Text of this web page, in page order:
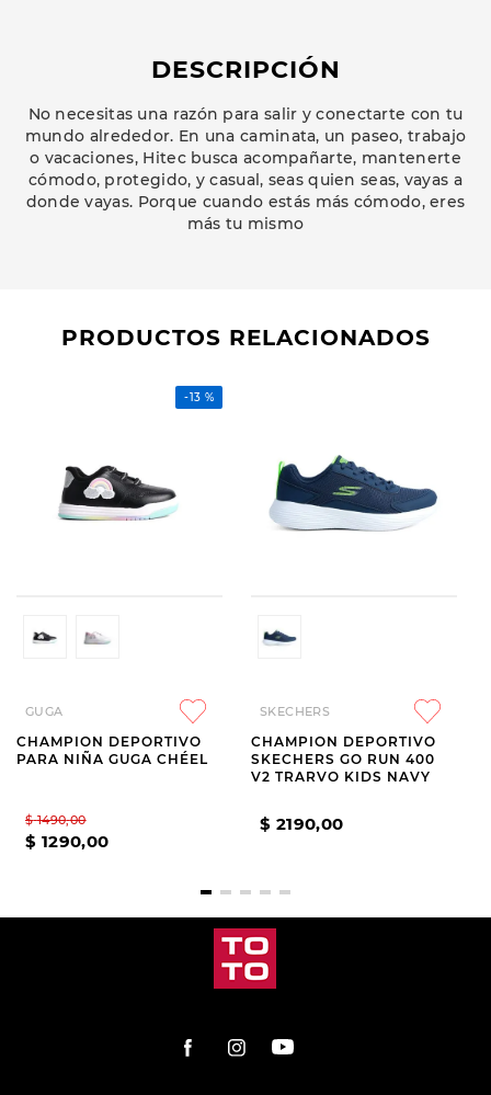
DESCRIPCIÓN
No necesitas una razón para salir y conectarte con tu
mundo alrededor. En una caminata, un paseo, trabajo
o vacaciones, Hitec busca acompañarte, mantenerte
cómodo, protegido, y casual, seas quien seas, vayas a
donde vayas. Porque cuando estás más cómodo, eres
más tu mismo
PRODUCTOS RELACIONADOS
-13 %
GUGA
CHAMPION DEPORTIVO
PARA NIÑA GUGA CHÉEL
$ 1490,00
$ 1290,00
SKECHERS
CHAMPION DEPORTIVO
SKECHERS GO RUN 400
V2 TRARVO KIDS NAVY
$ 2190,00